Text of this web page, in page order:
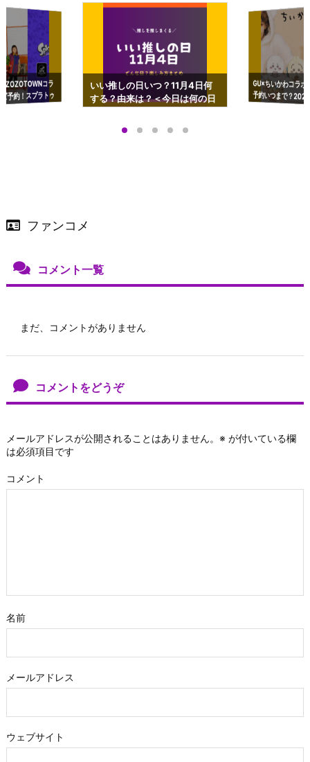
コラ
予約！スプラトゥ
ップも渋谷Hz
いい推しの日いつ？11月4日何
する？由来は？＜今日は何の日
GU×ちいかわコラ
予約いつまで？
ーチやショルダー
ファンコメ
コメント一覧
まだ、コメントがありません
コメントをどうぞ
メールアドレスが公開されることはありません。 ※ が付いている欄
は必須項目です
コメント
名前
メールアドレス
ウェブサイト